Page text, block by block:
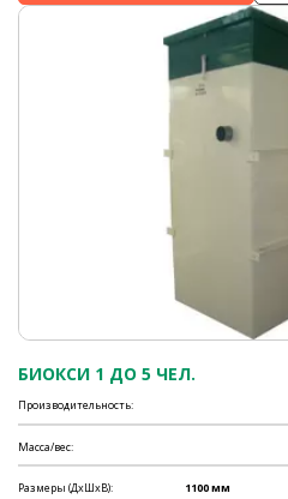
БИОКСИ 1 ДО 5 ЧЕЛ.
Производительность:
Масса/вес:
Размеры (ДхШхВ): 1100 мм